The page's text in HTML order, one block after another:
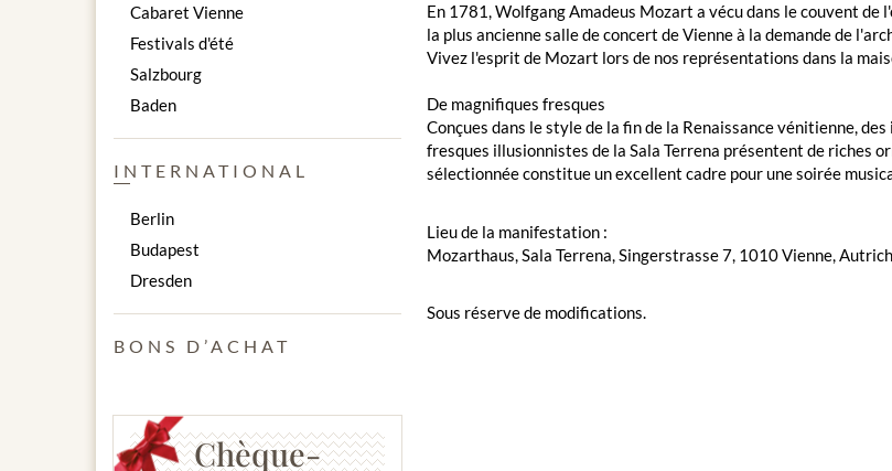
En 1781, Wolfgang Amadeus Mozart a vécu dans le couvent
la plus ancienne salle de concert de Vienne à la demande de
Vivez l'esprit de Mozart lors de nos représentations dans la
De magnifiques fresques
Conçues dans le style de la fin de la Renaissance vénitienne,
fresques illusionnistes de la Sala Terrena présentent de riches
sélectionnée constitue un excellent cadre pour une soirée
Lieu de la manifestation :
Mozarthaus, Sala Terrena, Singerstrasse 7, 1010 Vienne,
Sous réserve de modifications.
Cabaret Vienne
Festivals d'été
Salzbourg
Baden
INTERNATIONAL
Berlin
Budapest
Dresden
BONS D’ACHAT
Chèque-